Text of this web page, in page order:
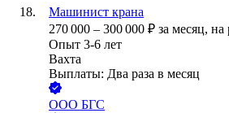
Машинист крана
270 000 – 300 000 ₽ за месяц, на
Опыт 3-6 лет
Вахта
Выплаты: Два раза в месяц
ООО БГС